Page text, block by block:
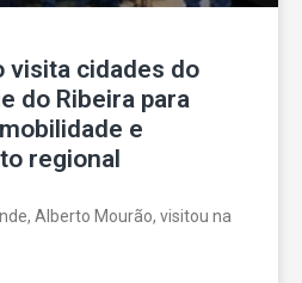
visita cidades do
do Ribeira para
e
regional
Alberto Mourão, visitou na